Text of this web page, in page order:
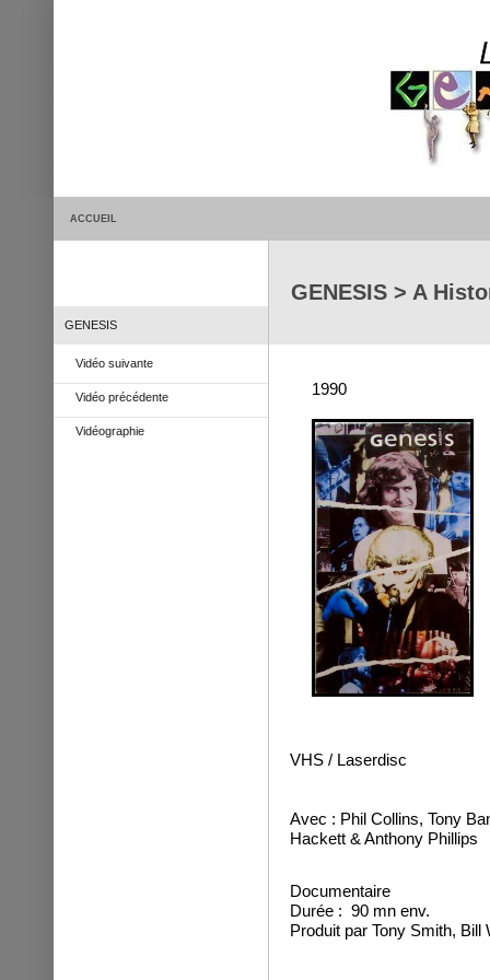
ACCUEIL
GENESIS
Vidéo suivante
Vidéo précédente
Vidéographie
GENESIS > A
1990
VHS / Laserdisc
Avec : Phil Collins, Tony
Hackett & Anthony Phillips
Documentaire
Durée : 90 mn env.
Produit par Tony Smith,